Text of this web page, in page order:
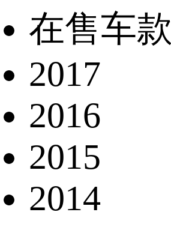
在售车款
2017
2016
2015
2014